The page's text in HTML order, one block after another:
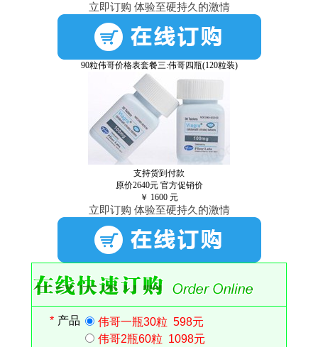
立即订购 体验至硬持久的激情
90粒伟哥价格表套餐三:伟哥四瓶(120粒装)
支持货到付款
原价2640元 官方促销价
￥ 1600 元
立即订购 体验至硬持久的激情